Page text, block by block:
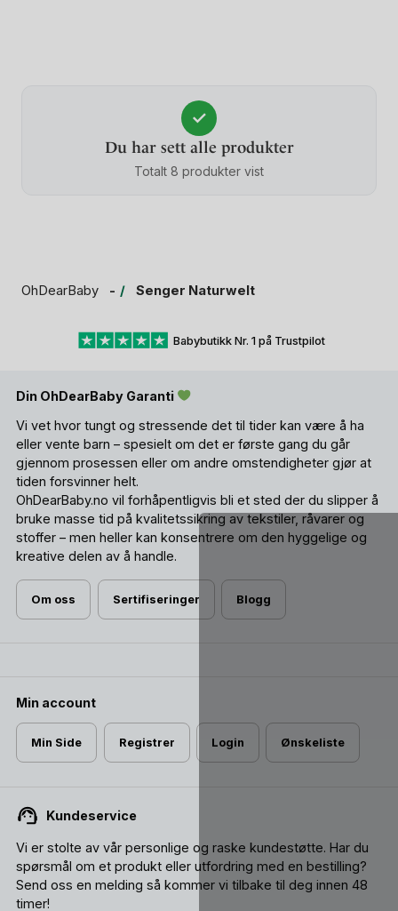
✓
Du har sett alle produkter
Totalt 8 produkter vist
OhDearBaby Senger Naturwelt
Babybutikk Nr. 1 på Trustpilot
Din OhDearBaby Garanti
Vi vet hvor tungt og stressende det til tider kan være å ha
eller vente barn – spesielt om det er første gang du går
gjennom prosessen eller om andre omstendigheter gjør at
tiden forsvinner helt.
OhDearBaby.no vil forhåpentligvis bli et sted der du slipper å
bruke masse tid på kvalitetssikring av tekstiler, råvarer og
stoffer – men heller kan konsentrere om den hyggelige og
kreative delen av å handle.
Om oss Sertifiseringer Blogg
Min account
Min Side Registrer Login Ønskeliste
Kundeservice
Vi er stolte av vår personlige og raske kundestøtte. Har du
spørsmål om et produkt eller utfordring med en bestilling?
Send oss ​​en melding så kommer vi tilbake til deg innen 48
timer!